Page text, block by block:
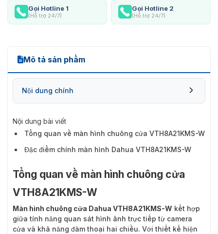
Gọi Hotline 1
(Hỗ trợ 24/7)
Gọi Hotline 2
(Hỗ trợ 24/7)
Mô tả sản phẩm
Nội dung chính
Nội dung bài viết
Tổng quan về màn hình chuông cửa VTH8A21KMS-W
Đặc điểm chính màn hình Dahua VTH8A21KMS-W
Tổng quan về màn hình chuông cửa
VTH8A21KMS-W
Màn hình chuông cửa Dahua VTH8A21KMS-W kết hợp
giữa tính năng quan sát hình ảnh trực tiếp từ camera
cửa và khả năng đàm thoại hai chiều. Với thiết kế hiện